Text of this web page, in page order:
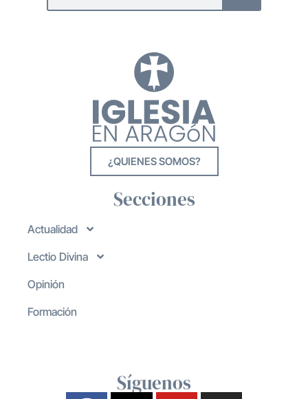
¿QUIENES SOMOS?
Secciones
Actualidad
Lectio Divina
Opinión
Formación
Síguenos